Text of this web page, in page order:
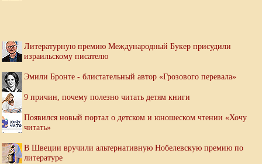
Литературную премию Международный Букер присудили
израильскому писателю
Эмили Бронте - блистательный автор «Грозового перевала»
9 причин, почему полезно читать детям книги
Появился новый портал о детском и юношеском чтении «Хочу
читать»
В Швеции вручили альтернативную Нобелевскую премию по
литературе